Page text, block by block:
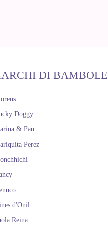
DI BAMBOLE
Doggy
& Pau
Perez
d'Onil
Reina